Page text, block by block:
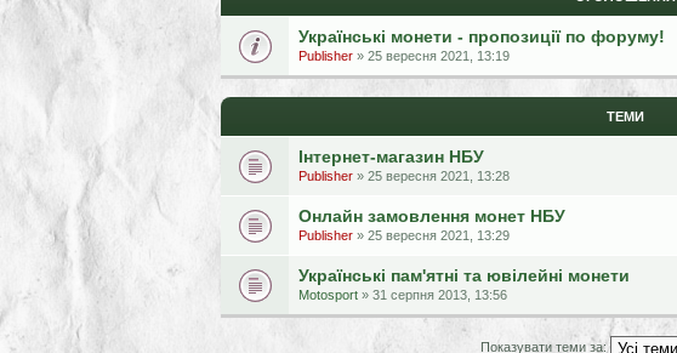
Українські монети - пропозиції по форуму!
Publisher » 25 вересня 2021, 13:19
ТЕМИ
Інтернет-магазин НБУ
Publisher » 25 вересня 2021, 13:28
Онлайн замовлення монет НБУ
Publisher » 25 вересня 2021, 13:29
Українські пам'ятні та ювілейні монети
Motosport » 31 серпня 2013, 13:56
Показувати теми за: